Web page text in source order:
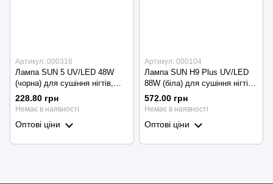
Артикул: 000316
Лампа SUN 5 UV/LED 48W
(чорна) для сушіння нігтів,
гель-лаку
228.80 грн
Немає в наявності
Оптові ціни
Артикул: 000104
Лампа SUN H9 Plus UV/LED
88W (біла) для сушіння нігтів,
гель-лаку
572.00 грн
Немає в наявності
Оптові ціни